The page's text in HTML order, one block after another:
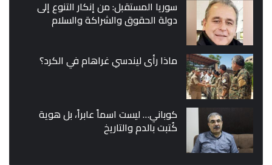
سوريا المستقبل: من إنكار التنوع إلى
دولة الحقوق والشراكة والسلام
ماذا رأى ليندسي غراهام في الكرد؟
كوباني… ليست اسماً عابراً، بل هوية
كُتبت بالدم والتاريخ